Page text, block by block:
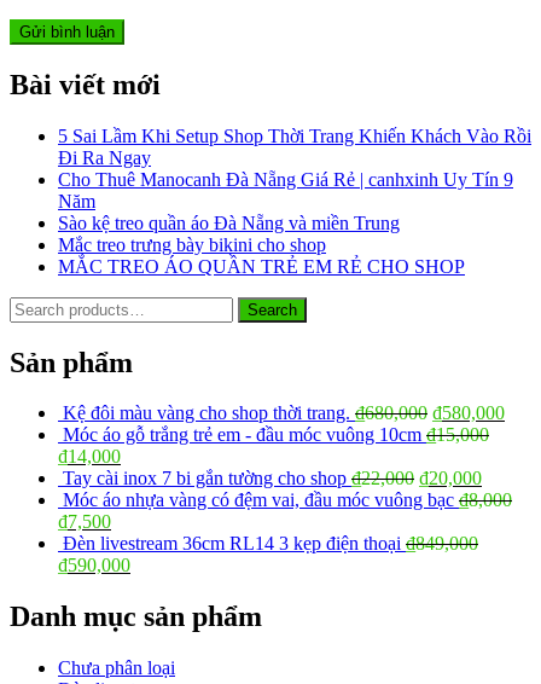
Bài viết mới
5 Sai Lầm Khi Setup Shop Thời Trang Khiến Khách Vào Rồi
Đi Ra Ngay
Cho Thuê Manocanh Đà Nẵng Giá Rẻ | canhxinh Uy Tín 9
Năm
Sào kệ treo quần áo Đà Nẵng và miền Trung
Mắc treo trưng bày bikini cho shop
MẮC TREO ÁO QUẦN TRẺ EM RẺ CHO SHOP
Search
for:
Search
Sản phẩm
Kệ đôi màu vàng cho shop thời trang. ₫680,000 ₫580,000
Móc áo gỗ trắng trẻ em - đầu móc vuông 10cm ₫15,000
₫14,000
Tay cài inox 7 bi gắn tường cho shop ₫22,000 ₫20,000
Móc áo nhựa vàng có đệm vai, đầu móc vuông bạc ₫8,000
₫7,500
Đèn livestream 36cm RL14 3 kẹp điện thoại ₫849,000
₫590,000
Danh mục sản phẩm
Chưa phân loại